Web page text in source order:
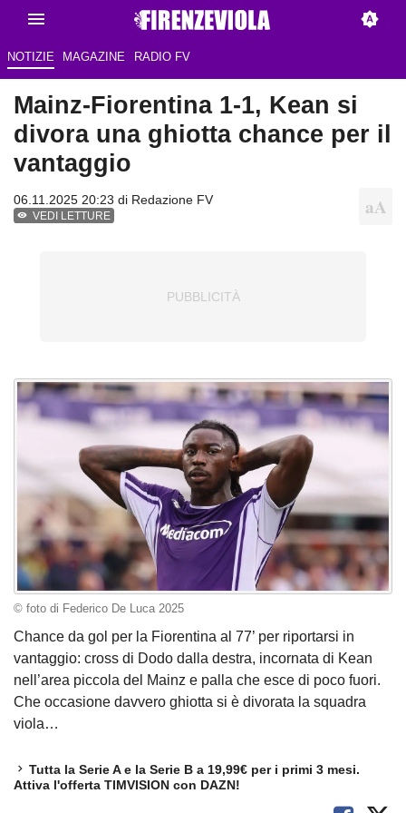
NOTIZIE MAGAZINE RADIO FV
Mainz-Fiorentina 1-1, Kean si
divora una ghiotta chance per il
vantaggio
06.11.2025 20:23 di Redazione FV
VEDI LETTURE
© foto di Federico De Luca 2025
Chance da gol per la Fiorentina al 77’ per riportarsi in
vantaggio: cross di Dodo dalla destra, incornata di Kean
nell’area piccola del Mainz e palla che esce di poco fuori.
Che occasione davvero ghiotta si è divorata la squadra
viola…
Tutta la Serie A e la Serie B a 19,99€ per i primi 3 mesi.
Attiva l'offerta TIMVISION con DAZN!